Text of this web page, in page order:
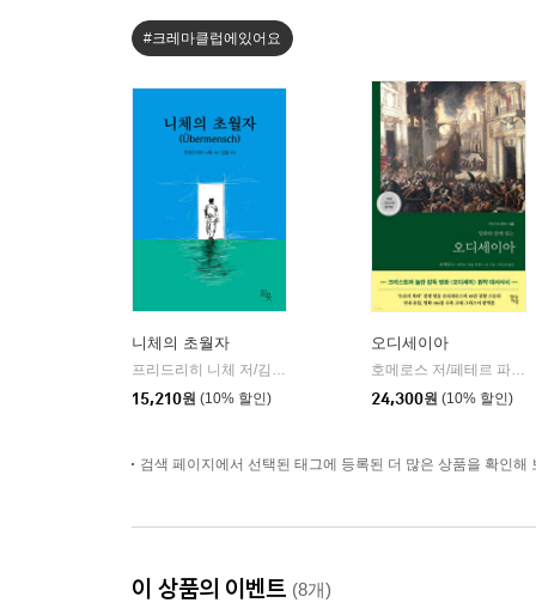
#크레마클럽에있어요
니체의 초월자
프리드리히 니체 저/김철 편역
15,210원 (10% 할인)
오디세이아
호메로스 저/페테르 파울 루벤스 그림/박문재 역
24,300원 (10% 할인)
검색 페이지에서 선택된 태그에 등록된 더 많은 상품을 확인해
이 상품의 이벤트 (8개)